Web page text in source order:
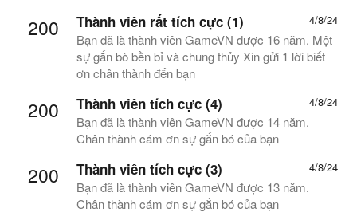
200 4/8/24
Thành viên rất tích cực (1)
Bạn đã là thành viên GameVN được 16 năm. Một
sự gắn bò bền bỉ và chung thủy Xin gửi 1 lời biết
ơn chân thành đến bạn
200 4/8/24
Thành viên tích cực (4)
Bạn đã là thành viên GameVN được 14 năm.
Chân thành cám ơn sự gắn bó của bạn
200 4/8/24
Thành viên tích cực (3)
Bạn đã là thành viên GameVN được 13 năm.
Chân thành cám ơn sự gắn bó của bạn